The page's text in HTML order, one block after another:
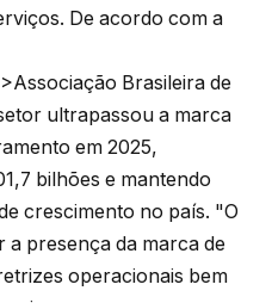
De acordo com a
Brasileira de
ultrapassou a marca
em 2025,
bilhões e mantendo
crescimento no país. "O
presença da marca de
operacionais bem